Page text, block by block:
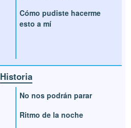
Cómo pudiste hacerme
esto a mí
Historia
No nos podrán parar
Ritmo de la noche